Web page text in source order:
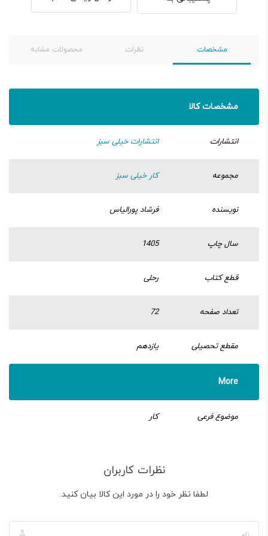
مشخصات نظرات محصولات مشابه
مشخصات کالا
انتشارات انتشارات خیلی سبز
مجموعه کار خیلی سبز
نویسنده فرشاد پورالیاس
سال چاپ 1405
قطع کتاب رحلی
تعداد صفحه 72
مقطع تحصیلی یازدهم
More
موضوع فرعی کار
نظرات کاربران
لطفا نظر خود را در مورد این کالا بیان کنید.